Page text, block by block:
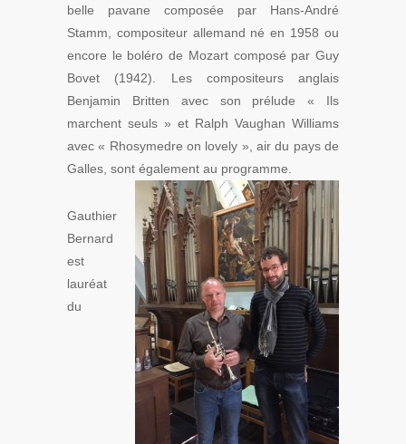
belle pavane composée par Hans-André
Stamm, compositeur allemand né en 1958 ou
encore le boléro de Mozart composé par Guy
Bovet (1942). Les compositeurs anglais
Benjamin Britten avec son prélude « Ils
marchent seuls » et Ralph Vaughan Williams
avec « Rhosymedre on lovely », air du pays de
Galles, sont également au programme.
Gauthier
Bernard
est
lauréat
du